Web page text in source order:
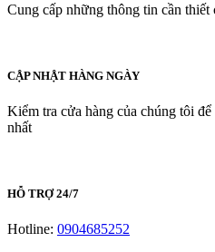
Cung cấp những thông tin cần thiết
CẬP NHẬT HÀNG NGÀY
Kiểm tra cửa hàng của chúng tôi
nhất
HỖ TRỢ 24/7
Hotline: 0904685252